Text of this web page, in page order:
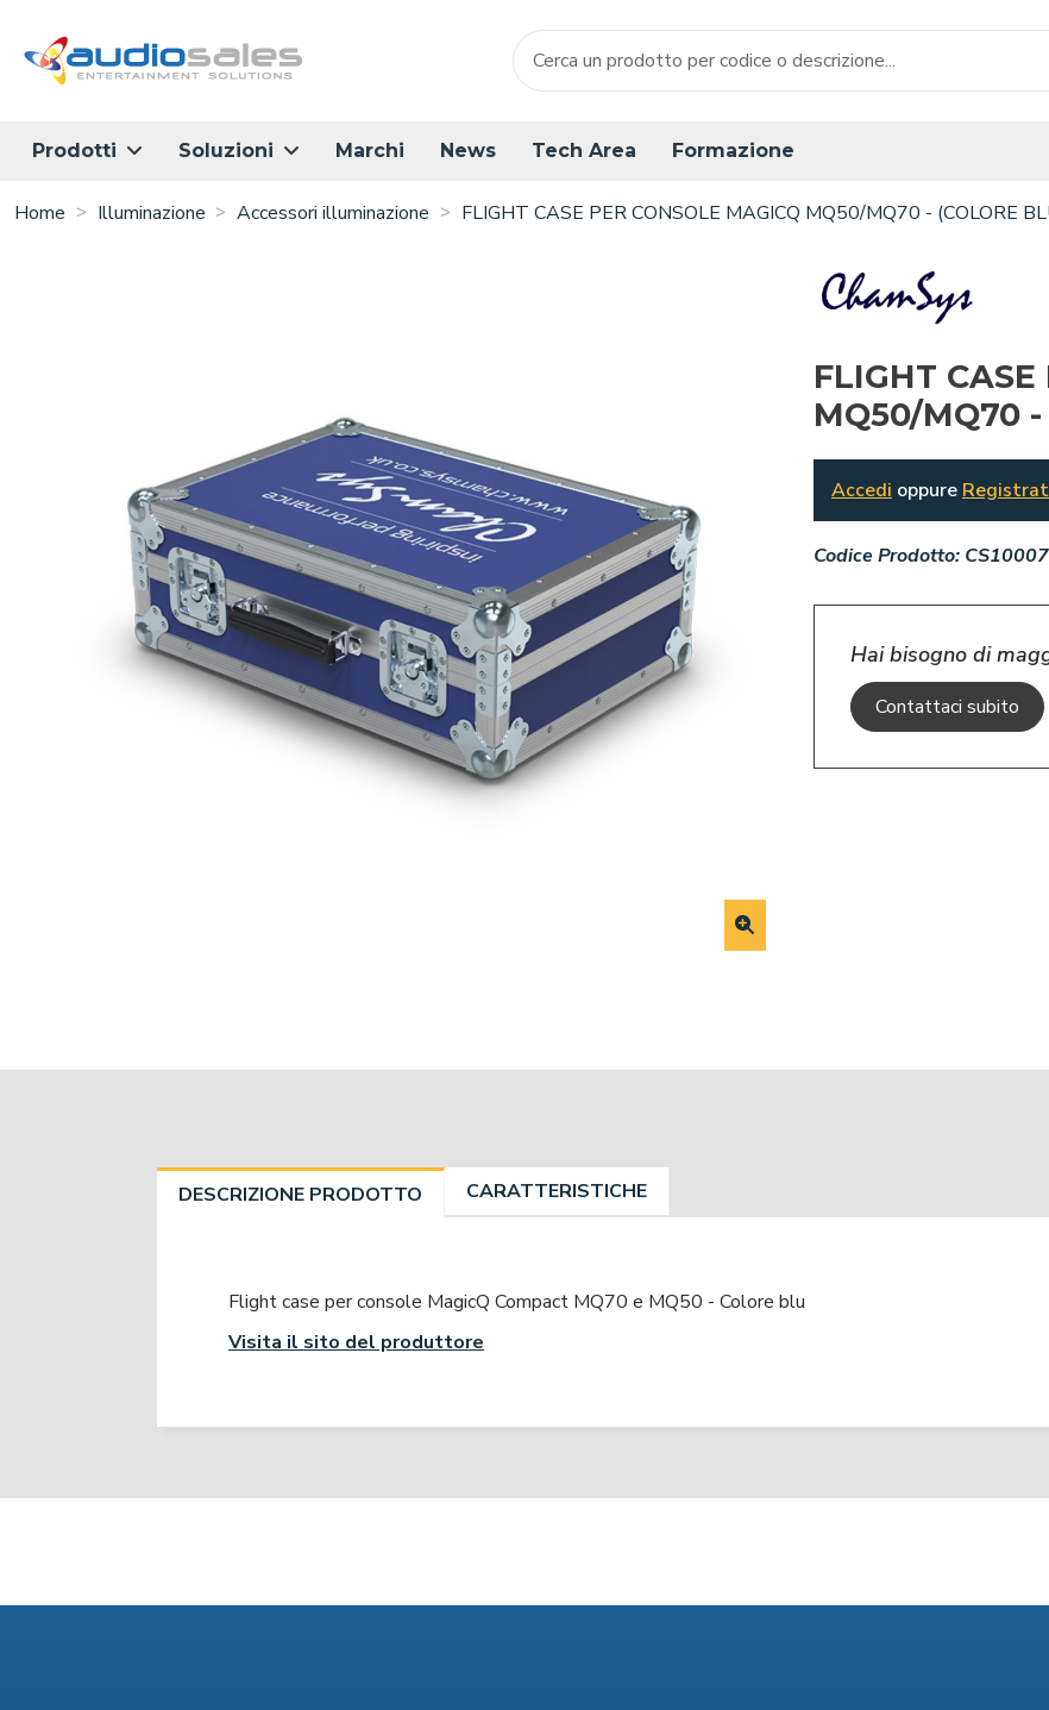
contenuto
principale
Prodotti Soluzioni Marchi News Tech Area Formazione
Home Illuminazione Accessori illuminazione FLIGHT CASE PER CONSOLE MAGICQ MQ50/MQ70 - (COLORE
FLIGHT CASE
MQ50/MQ70 -
Accedi oppure
Codice Prodotto:
Hai bisogno di
Contattaci subito
DESCRIZIONE PRODOTTO CARATTERISTICHE
Flight case per console MagicQ Compact MQ70 e MQ50 - Colore blu
Visita il sito del produttore